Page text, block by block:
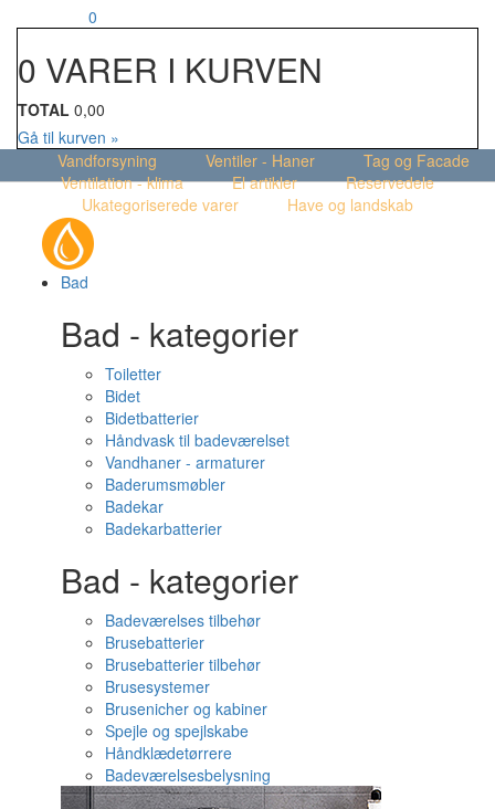
0
0 VARER I KURVEN
TOTAL 0,00
Gå til kurven »
Vandforsyning
Ventiler - Haner
Tag og Facade
Ventilation - klima
El artikler
Reservedele
Ukategoriserede varer
Have og landskab
Bad
Bad - kategorier
Toiletter
Bidet
Bidetbatterier
Håndvask til badeværelset
Vandhaner - armaturer
Baderumsmøbler
Badekar
Badekarbatterier
Bad - kategorier
Badeværelses tilbehør
Brusebatterier
Brusebatterier tilbehør
Brusesystemer
Brusenicher og kabiner
Spejle og spejlskabe
Håndklædetørrere
Badeværelsesbelysning